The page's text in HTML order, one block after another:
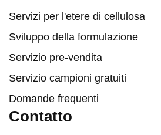
Servizi per l'etere di cellulosa
Sviluppo della formulazione
Servizio pre-vendita
Servizio campioni gratuiti
Domande frequenti
Contatto